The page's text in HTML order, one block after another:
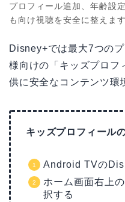
プロフィール追加、年齢設
も向け視聴を安全に整えます
Disney+では最大7つの
様向けの「キッズプロフ
供に安全なコンテンツ環
キッズプロフィール
Android TVの
ホーム画面右上
択する